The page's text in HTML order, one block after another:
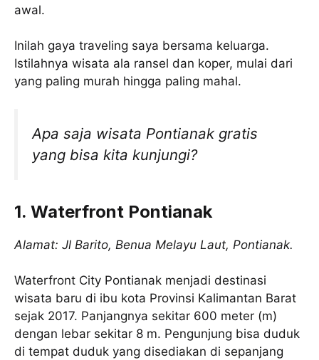
awal.
Inilah gaya traveling saya bersama keluarga.
Istilahnya wisata ala ransel dan koper, mulai dari
yang paling murah hingga paling mahal.
Apa saja wisata Pontianak gratis
yang bisa kita kunjungi?
1. Waterfront Pontianak
Alamat: Jl Barito, Benua Melayu Laut, Pontianak.
Waterfront City Pontianak menjadi destinasi
wisata baru di ibu kota Provinsi Kalimantan Barat
sejak 2017. Panjangnya sekitar 600 meter (m)
dengan lebar sekitar 8 m. Pengunjung bisa duduk
di tempat duduk yang disediakan di sepanjang